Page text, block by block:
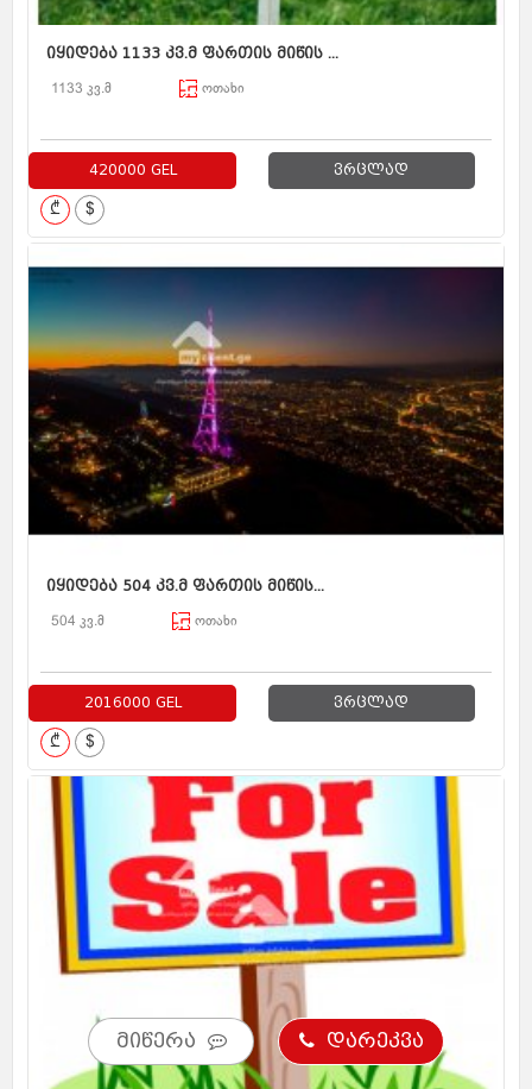
იყიდება 1133 კვ.მ ფართის მიწის ...
1133 კვ.მ ოთახი
420000 GEL ვრცლად
₾ $
იყიდება 504 კვ.მ ფართის მიწის...
504 კვ.მ ოთახი
2016000 GEL ვრცლად
₾ $
მიწერა დარეკვა